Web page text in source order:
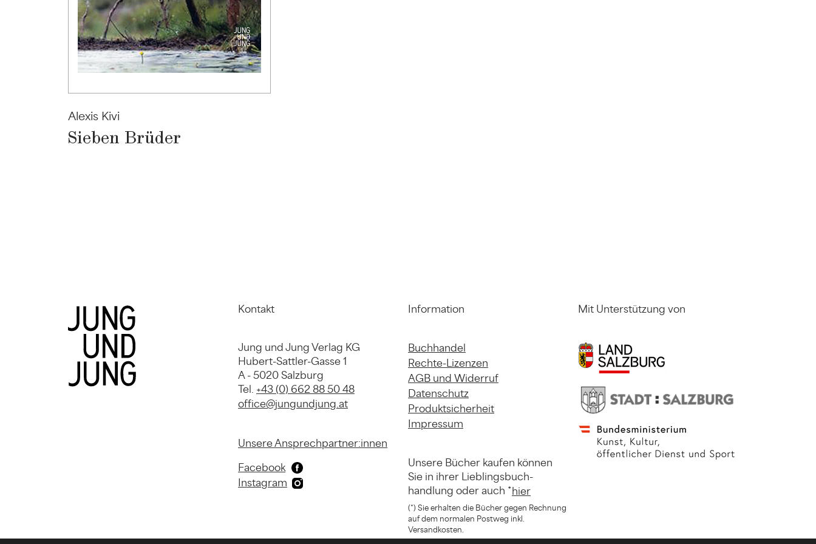
Alexis Kivi
Sieben Brüder
Kontakt
Jung und Jung Verlag KG
Hubert-Sattler-Gasse 1
A - 5020 Salzburg
Tel. +43 (0) 662 88 50 48
office@jungundjung.at
Unsere Ansprechpartner:innen
Facebook
Instagram
Information
Buchhandel
Rechte-Lizenzen
AGB und Widerruf
Datenschutz
Produktsicherheit
Impressum
Unsere Bücher kaufen können
Sie in ihrer Lieblingsbuch-
handlung oder auch *hier
(*) Sie erhalten die Bücher gegen Rechnung
auf dem normalen Postweg inkl.
Versandkosten.
Mit Unterstützung von